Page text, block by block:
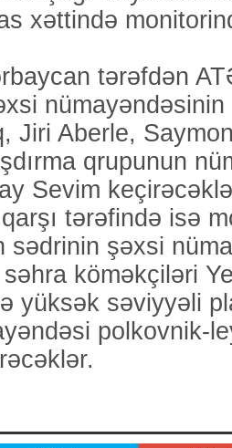
xəttində
tərəfdən
Jiri Aberle,
qrupunun
Sevim
tərəfində isə
sədrinin şəxsi
köməkçiləri
yüksək səviyyəli
polkovnik-